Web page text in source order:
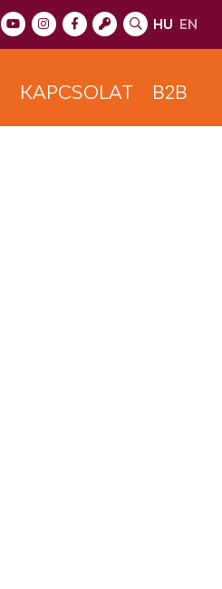
HU EN
KAPCSOLAT B2B